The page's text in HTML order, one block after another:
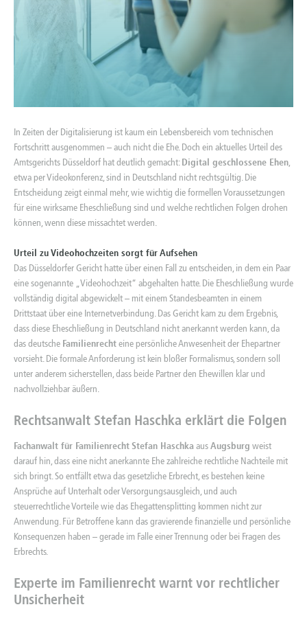
In Zeiten der Digitalisierung ist kaum ein Lebensbereich vom technischen
Fortschritt ausgenommen – auch nicht die Ehe. Doch ein aktuelles Urteil des
Amtsgerichts Düsseldorf hat deutlich gemacht:Digital geschlossene Ehen,
etwa per Videokonferenz, sind in Deutschland nicht rechtsgültig. Die
Entscheidung zeigt einmal mehr, wie wichtig die formellen Voraussetzungen
für eine wirksame Eheschließung sind und welche rechtlichen Folgen drohen
können, wenn diese missachtet werden.
Urteil zu Videohochzeiten sorgt für Aufsehen
Das Düsseldorfer Gericht hatte über einen Fall zu entscheiden, in dem ein Paar
eine sogenannte „Videohochzeit“ abgehalten hatte. Die Eheschließung wurde
vollständig digital abgewickelt – mit einem Standesbeamten in einem
Drittstaat über eine Internetverbindung. Das Gericht kam zu dem Ergebnis,
dass diese Eheschließung in Deutschland nicht anerkannt werden kann, da
das deutsche Familienrechteine persönliche Anwesenheit der Ehepartner
vorsieht. Die formale Anforderung ist kein bloßer Formalismus, sondern soll
unter anderem sicherstellen, dass beide Partner den Ehewillen klar und
nachvollziehbar äußern.
Rechtsanwalt Stefan Haschka erklärt die Folgen
Fachanwalt für FamilienrechtStefan Haschka ausAugsburg weist
darauf hin, dass eine nicht anerkannte Ehe zahlreiche rechtliche Nachteile mit
sich bringt. So entfällt etwa das gesetzliche Erbrecht, es bestehen keine
Ansprüche auf Unterhalt oder Versorgungsausgleich, und auch
steuerrechtliche Vorteile wie das Ehegattensplitting kommen nicht zur
Anwendung. Für Betroffene kann das gravierende finanzielle und persönliche
Konsequenzen haben – gerade im Falle einer Trennung oder bei Fragen des
Erbrechts.
Experte im Familienrecht warnt vor rechtlicher
Unsicherheit